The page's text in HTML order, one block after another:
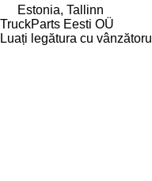
Estonia, Tallinn
TruckParts Eesti OÜ
Luați legătura cu vânzătorul